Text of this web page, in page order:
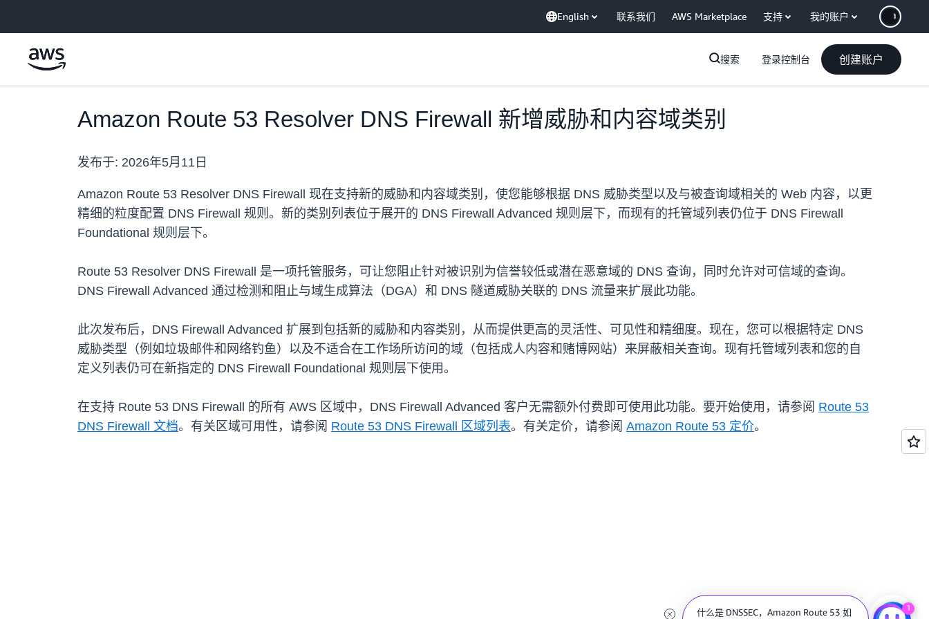
English 联系我们 AWS Marketplace 支持 我的账户
搜索 登录控制台 创建账户
Amazon Route 53 Resolver DNS Firewall 新增威胁和内容域类别
发布于: 2026年5月11日
Amazon Route 53 Resolver DNS Firewall 现在支持新的威胁和内容域类别，使您能够根据 DNS 威胁类型以及与被查询域相关的 Web 内容，以更
精细的粒度配置 DNS Firewall 规则。新的类别列表位于展开的 DNS Firewall Advanced 规则层下，而现有的托管域列表仍位于 DNS Firewall
Foundational 规则层下。
Route 53 Resolver DNS Firewall 是一项托管服务，可让您阻止针对被识别为信誉较低或潜在恶意域的 DNS 查询，同时允许对可信域的查询。
DNS Firewall Advanced 通过检测和阻止与域生成算法（DGA）和 DNS 隧道威胁关联的 DNS 流量来扩展此功能。
此次发布后，DNS Firewall Advanced 扩展到包括新的威胁和内容类别，从而提供更高的灵活性、可见性和精细度。现在，您可以根据特定 DNS
威胁类型（例如垃圾邮件和网络钓鱼）以及不适合在工作场所访问的域（包括成人内容和赌博网站）来屏蔽相关查询。现有托管域列表和您的自
定义列表仍可在新指定的 DNS Firewall Foundational 规则层下使用。
在支持 Route 53 DNS Firewall 的所有 AWS 区域中，DNS Firewall Advanced 客户无需额外付费即可使用此功能。要开始使用，请参阅 Route 53
DNS Firewall 文档。有关区域可用性，请参阅 Route 53 DNS Firewall 区域列表。有关定价，请参阅 Amazon Route 53 定价。
什么是 DNSSEC，Amazon Route 53 如 1